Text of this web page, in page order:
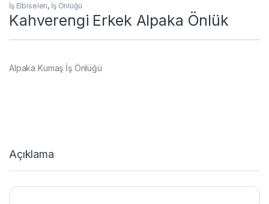
İş Elbiseleri, İş Önlüğü
Kahverengi Erkek Alpaka Önlük
Alpaka Kumaş İş Önlüğü
Açıklama